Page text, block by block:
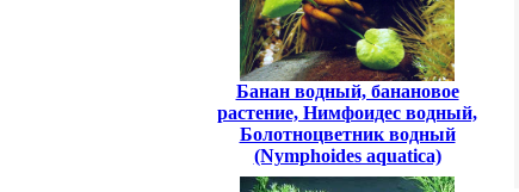
Банан водный, банановое
растение, Нимфоидес водный,
Болотноцветник водный
(Nymphoides aquatica)